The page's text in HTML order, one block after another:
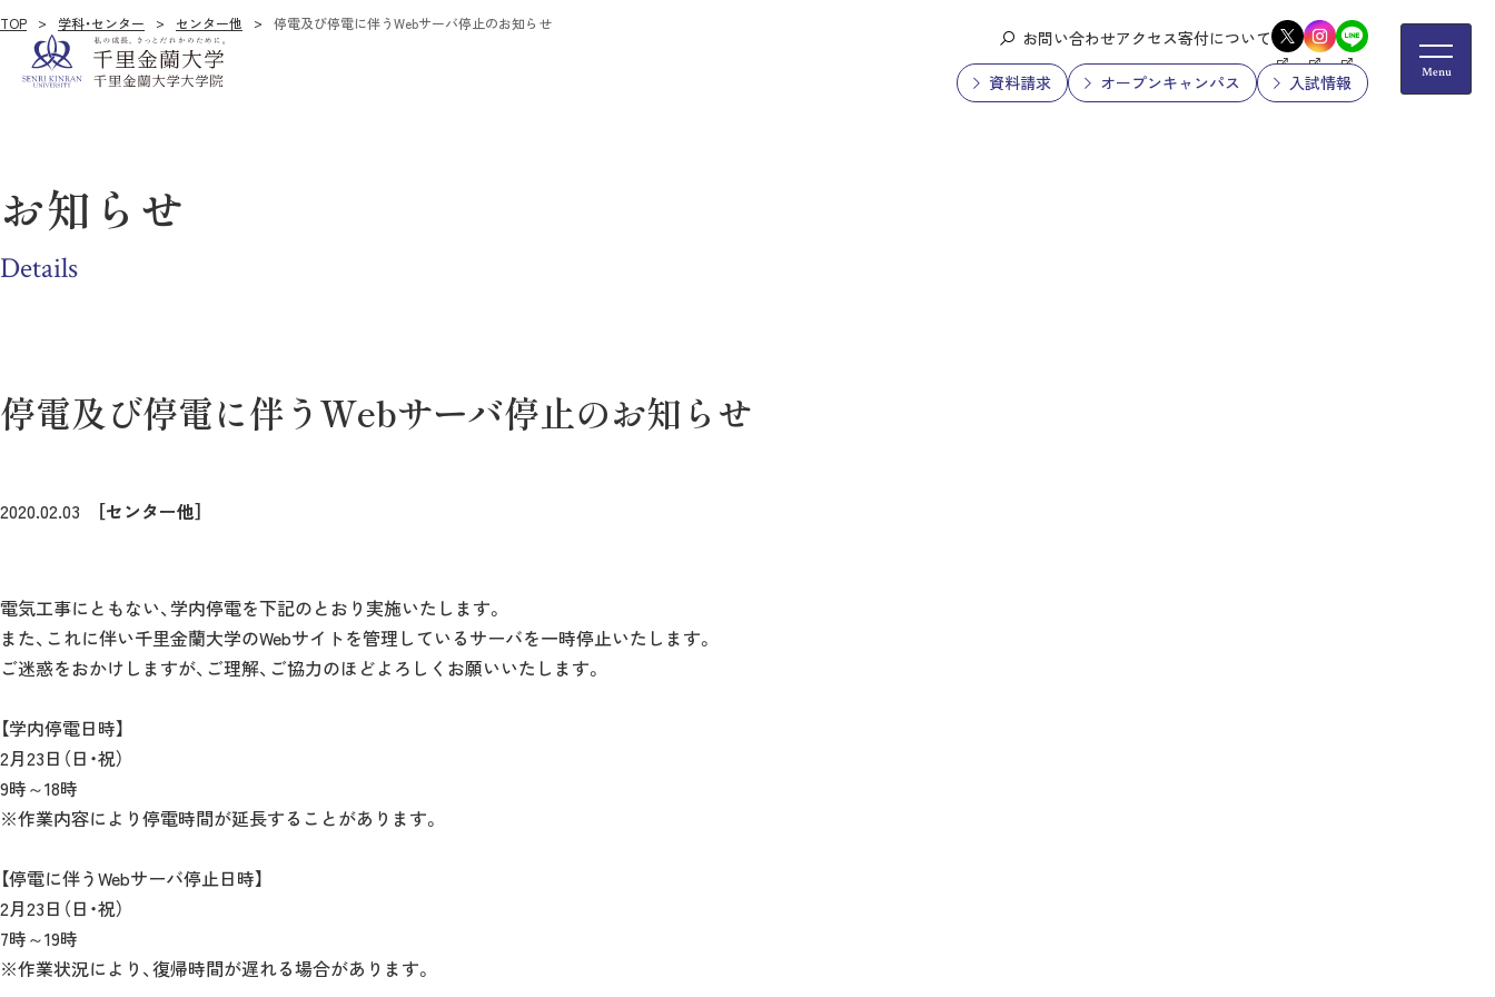
お問い合わせアクセス寄付について
資料請求 オープンキャンパス 入試情報
TOP 学科・センター センター他 停電及び停電に伴うWebサーバ停止のお知らせ
お知らせ
Details
停電及び停電に伴うWebサーバ停止のお知らせ
2020.02.03 ［センター他］
電気工事にともない、学内停電を下記のとおり実施いたします。
また、これに伴い千里金蘭大学のWebサイトを管理しているサーバを一時停止いたします。
ご迷惑をおかけしますが、ご理解、ご協力のほどよろしくお願いいたします。
【学内停電日時】
2月23日（日・祝）
9時～18時
※作業内容により停電時間が延長することがあります。
【停電に伴うWebサーバ停止日時】
2月23日（日・祝）
7時～19時
※作業状況により、復帰時間が遅れる場合があります。